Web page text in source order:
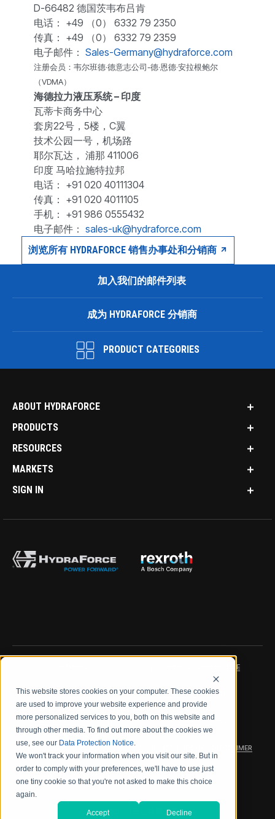
This website stores cookies on your computer. These cookies
are used to improve your website experience and provide
more personalized services to you, both on this website and
through other media. To find out more about the cookies we
use, see our Data Protection Notice.
We won't track your information when you visit our site. But in
order to comply with your preferences, we'll have to use just
one tiny cookie so that you're not asked to make this choice
again.
Accept Decline
D-66482 德国茨韦布吕肯
电话： +49 （0） 6332 79 2350
传真： +49 （0） 6332 79 2359
电子邮件： Sales-Germany@hydraforce.com
注册会员：韦尔班德·德意志公司-德·恩德·安拉根鲍尔
（VDMA）
海德拉力液压系统 – 印度
瓦蒂卡商务中心
套房22号，5楼，C翼
技术公园一号，机场路
耶尔瓦达， 浦那 411006
印度 马哈拉施特拉邦
电话： +91 020 40111304
传真： +91 020 4011105
手机： +91 986 0555432
电子邮件： sales-uk@hydraforce.com
浏览所有 HYDRAFORCE 销售办事处和分销商
加入我们的邮件列表
成为 HYDRAFORCE 分销商
PRODUCT CATEGORIES
ABOUT HYDRAFORCE
PRODUCTS
RESOURCES
MARKETS
SIGN IN
DATA PROTECTION NOTICE
LEGAL NOTICE TERMS & CONDITIONS
QUALITY CERTIFICATIONS CODE OF CONDUCT
PRODUCT SECURITY WARRANTY/PRODUCT DISCLAIMER
WEB ACCESSIBILITY
2026 海德拉福斯公司